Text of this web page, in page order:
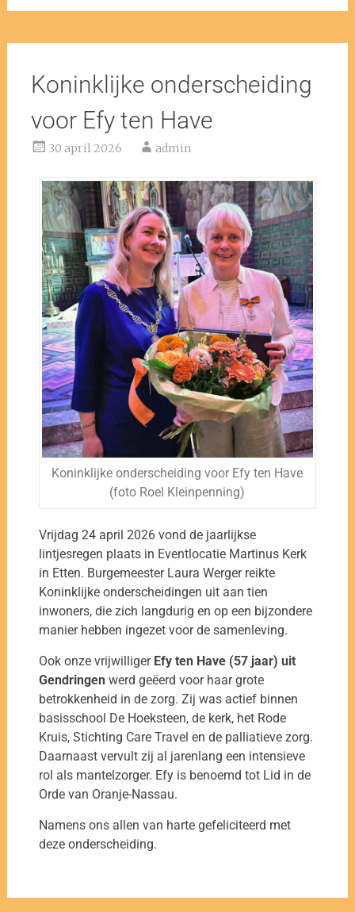
Koninklijke onderscheiding
voor Efy ten Have
30 april 2026 admin
Koninklijke onderscheiding voor Efy ten Have
(foto Roel Kleinpenning)
Vrijdag 24 april 2026 vond de jaarlijkse
lintjesregen plaats in Eventlocatie Martinus Kerk
in Etten. Burgemeester Laura Werger reikte
Koninklijke onderscheidingen uit aan tien
inwoners, die zich langdurig en op een bijzondere
manier hebben ingezet voor de samenleving.
Ook onze vrijwilliger Efy ten Have (57 jaar) uit
Gendringenwerd geëerd voor haar grote
betrokkenheid in de zorg. Zij was actief binnen
basisschool De Hoeksteen, de kerk, het Rode
Kruis, Stichting Care Travel en de palliatieve zorg.
Daarnaast vervult zij al jarenlang een intensieve
rol als mantelzorger. Efy is benoemd tot Lid in de
Orde van Oranje-Nassau.
Namens ons allen van harte gefeliciteerd met
deze onderscheiding.